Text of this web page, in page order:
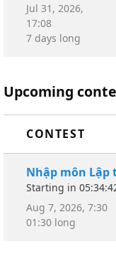
Jul 31, 2026,
17:08
7 days long
Upcoming
CONTEST
Nhập môn Lập
Starting in
Aug 7, 2026, 7:30
01:30 long